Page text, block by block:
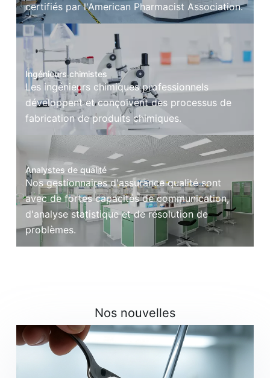
certifiés par l'American Pharmacist Association.
Ingénieurs chimistes
Les ingénieurs chimiques professionnels
développent et conçoivent des processus de
fabrication de produits chimiques.
Analystes de qualité
Nos gestionnaires d'assurance qualité sont
avec de fortes capacités de communication,
d'analyse statistique et de résolution de
problèmes.
Nos nouvelles